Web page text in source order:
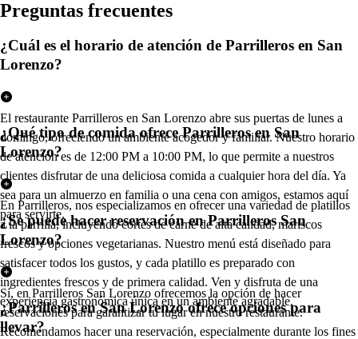
Preguntas frecuentes
¿Cuál es el horario de atención de Parrilleros en San
Lorenzo?
El restaurante Parrilleros en San Lorenzo abre sus puertas de lunes a
domingo, ofreciendo un ambiente acogedor y familiar. Nuestro horario
de atención es de 12:00 PM a 10:00 PM, lo que permite a nuestros
clientes disfrutar de una deliciosa comida a cualquier hora del día. Ya
sea para un almuerzo en familia o una cena con amigos, estamos aquí
para servirte.
¿Qué tipo de comida ofrece Parrilleros en San
Lorenzo?
En Parrilleros, nos especializamos en ofrecer una variedad de platillos
a la parrilla, incluyendo cortes de carne de alta calidad, mariscos
frescos y opciones vegetarianas. Nuestro menú está diseñado para
satisfacer todos los gustos, y cada platillo es preparado con
ingredientes frescos y de primera calidad. Ven y disfruta de una
experiencia gastronómica única en un ambiente agradable.
¿Se puede hacer reservación en Parrilleros San
Lorenzo?
Sí, en Parrilleros San Lorenzo ofrecemos la opción de hacer
reservaciones para garantizar tu lugar en nuestro restaurante.
Recomendamos hacer una reservación, especialmente durante los fines
¿Parrilleros en San Lorenzo ofrece opciones para
llevar?